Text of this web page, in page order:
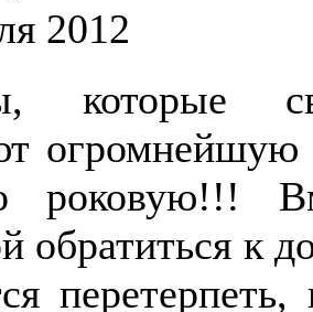
2012
которые
роковую!!!
обратиться к